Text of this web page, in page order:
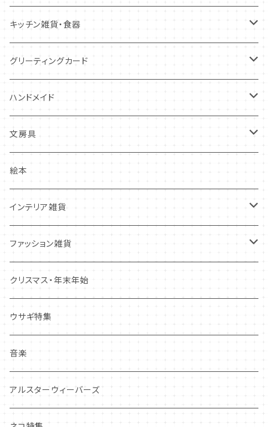
キツネ
犬
その他
キッチン雑貨・食器
コースター・布製品
食器
その他
グリーティングカード
バースデーカード
多目的カード
クリスマス・冬の季節
ポストカード
ハンドメイド
ニードルフエルト
ワッペン
抜型、シリコンモールド
その他
文房具
ノート・メモ・付箋
レターセット
マステ・ステッカー等
しおり・ブックマーク
その他
絵本
インテリア雑貨
置物
布製品・ドイリー
マグネット
その他
ファッション雑貨
キーホルダー・バッグチャーム
アクセサリー
ポーチ・バッグ
ギフトバッグ・巾着
ハンカチ・手拭い
クリスマス・年末年始
ウサギ特集
音楽
アルスターウィーバーズ